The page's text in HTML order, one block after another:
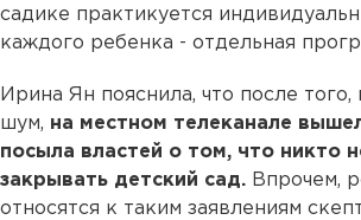
садике практикуется
каждого ребенка - отдельная
Ирина Ян пояснила, что после того,
шум, на местном телеканале
посыла властей о том, что никто
закрывать детский сад. Впрочем,
относятся к таким заявлениям